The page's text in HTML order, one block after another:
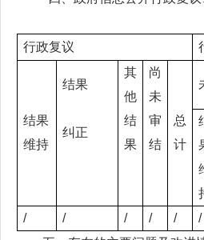
行政复议
结果
维持
结果
其
他
尚
未
总
计
纠正
结
果
审
结
/
/ / / / /